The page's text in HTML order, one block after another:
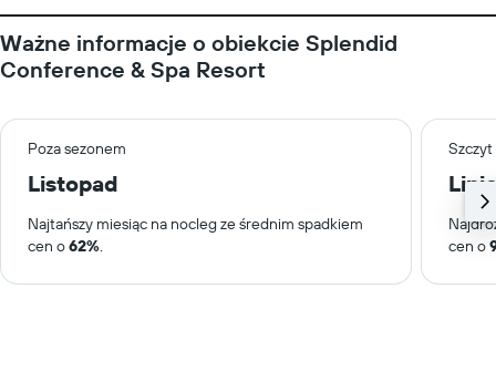
Ważne informacje o obiekcie Splendid
Conference & Spa Resort
Poza sezonem
Listopad
Najtańszy miesiąc na nocleg ze średnim spadkiem
cen o62%.
cen o